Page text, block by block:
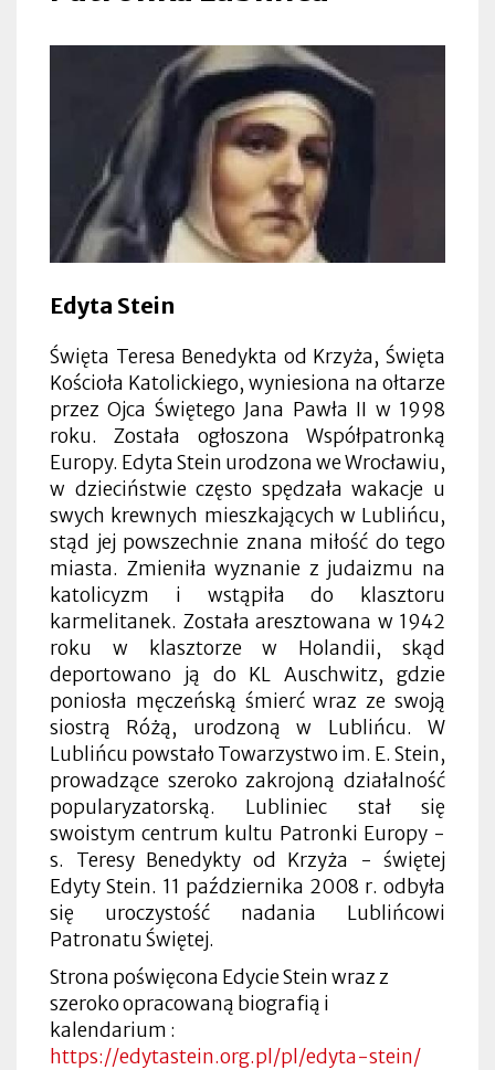
Edyta Stein
Święta Teresa Benedykta od Krzyża, Święta
Kościoła Katolickiego, wyniesiona na ołtarze
przez Ojca Świętego Jana Pawła II w 1998
roku. Została ogłoszona Współpatronką
Europy. Edyta Stein urodzona we Wrocławiu,
w dzieciństwie często spędzała wakacje u
swych krewnych mieszkających w Lublińcu,
stąd jej powszechnie znana miłość do tego
miasta. Zmieniła wyznanie z judaizmu na
katolicyzm i wstąpiła do klasztoru
karmelitanek. Została aresztowana w 1942
roku w klasztorze w Holandii, skąd
deportowano ją do KL Auschwitz, gdzie
poniosła męczeńską śmierć wraz ze swoją
siostrą Różą, urodzoną w Lublińcu. W
Lublińcu powstało Towarzystwo im. E. Stein,
prowadzące szeroko zakrojoną działalność
popularyzatorską. Lubliniec stał się
swoistym centrum kultu Patronki Europy -
s. Teresy Benedykty od Krzyża - świętej
Edyty Stein. 11 października 2008 r. odbyła
się uroczystość nadania Lublińcowi
Patronatu Świętej.
Strona poświęcona Edycie Stein wraz z
szeroko opracowaną biografią i
kalendarium :
https://edytastein.org.pl/pl/edyta-stein/